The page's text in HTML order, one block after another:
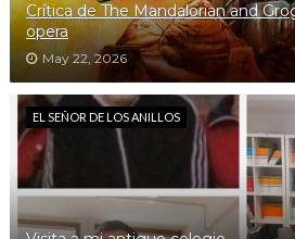
Crítica de The Mandalorian and
opera
May 22, 2026
EL SEÑOR DE LOS ANILLOS